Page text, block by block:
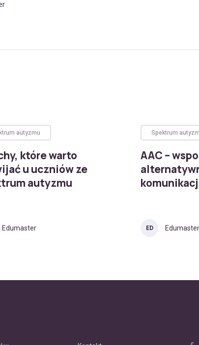
autyzmu
które warto
u uczniów ze
autyzmu
Edumaster
Spektrum
AAC –
ED Edumaster